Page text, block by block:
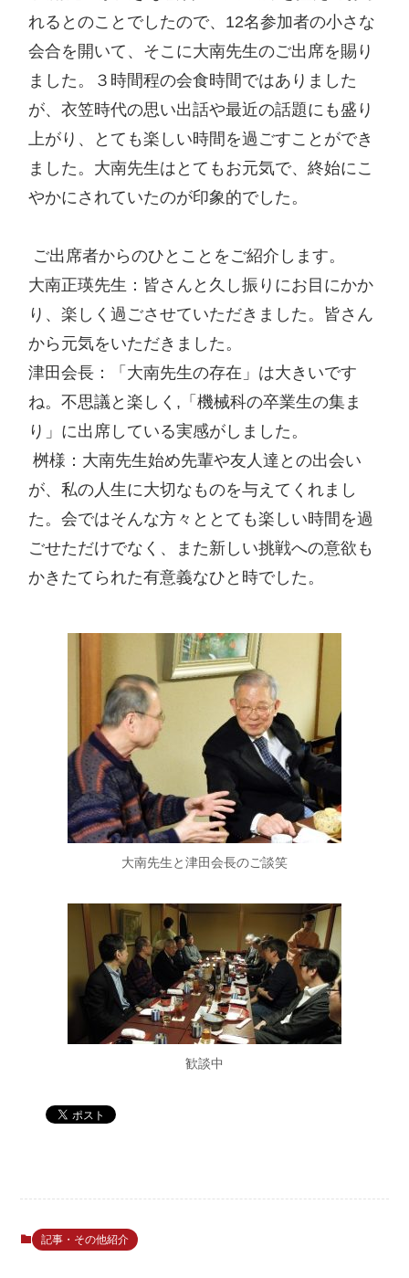
れるとのことでしたので、12名参加者の小さな
会合を開いて、そこに大南先生のご出席を賜り
ました。３時間程の会食時間ではありました
が、衣笠時代の思い出話や最近の話題にも盛り
上がり、とても楽しい時間を過ごすことができ
ました。大南先生はとてもお元気で、終始にこ
やかにされていたのが印象的でした。
大南正瑛先生：皆さんと久し振りにお目にかか
り、楽しく過ごさせていただきました。皆さん
から元気をいただきました。
津田会長：「大南先生の存在」は大きいです
ね。不思議と楽しく,「機械科の卒業生の集ま
り」に出席している実感がしました。
桝様：大南先生始め先輩や友人達との出会い
が、私の人生に大切なものを与えてくれまし
た。会ではそんな方々ととても楽しい時間を過
ごせただけでなく、また新しい挑戦への意欲も
かきたてられた有意義なひと時でした。
大南先生と津田会長のご談笑
歓談中
記事・その他紹介